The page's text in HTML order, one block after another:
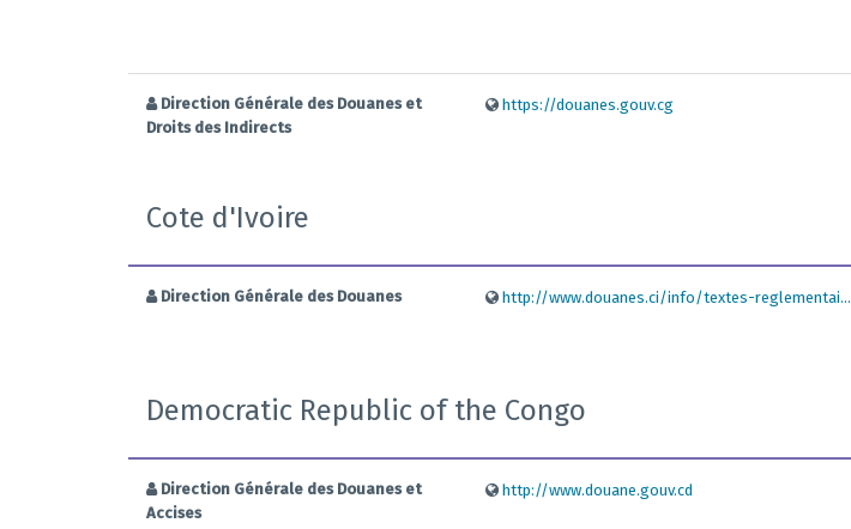
Direction Générale des Douanes et
Droits des Indirects
https://douanes.gouv.cg
Cote d'Ivoire
Direction Générale des Douanes http://www.douanes.ci/info/textes-reglementai...
Democratic Republic of the Congo
Direction Générale des Douanes et
Accises
http://www.douane.gouv.cd